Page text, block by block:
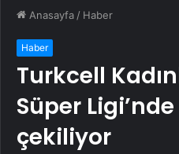
Anasayfa / Haber
Haber
Turkcell
Süper
çekiliyor